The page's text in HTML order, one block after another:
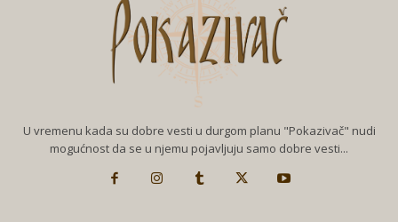
U vremenu kada su dobre vesti u durgom planu "Pokazivač" nudi
mogućnost da se u njemu pojavljuju samo dobre vesti...